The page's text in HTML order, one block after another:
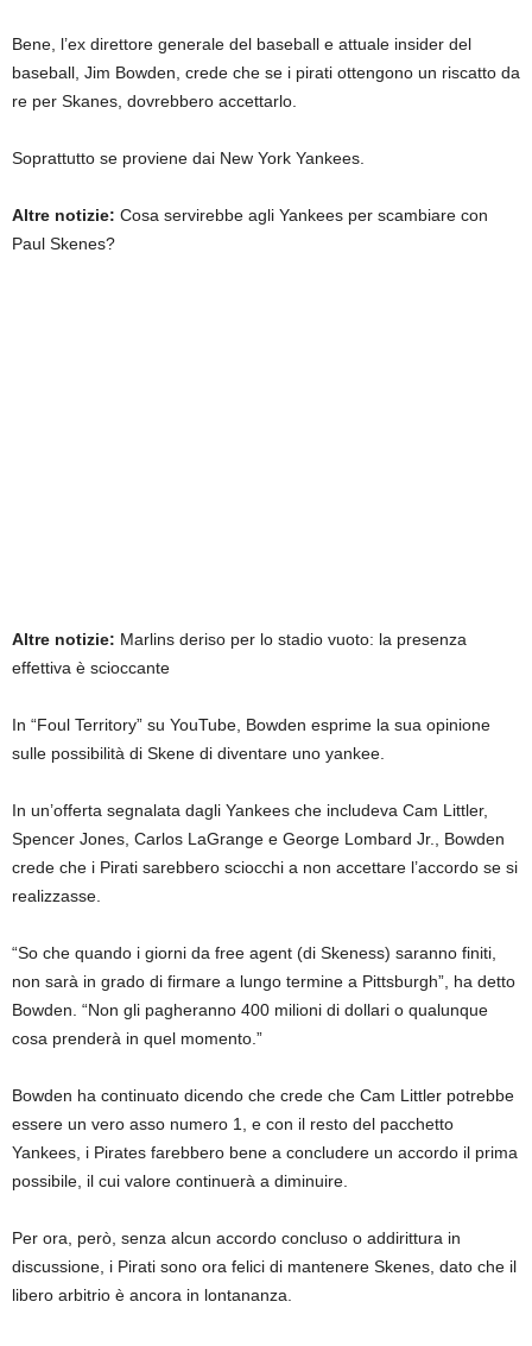
Bene, l’ex direttore generale del baseball e attuale insider del
baseball, Jim Bowden, crede che se i pirati ottengono un riscatto da
re per Skanes, dovrebbero accettarlo.
Soprattutto se proviene dai New York Yankees.
Altre notizie: Cosa servirebbe agli Yankees per scambiare con
Paul Skenes?
Altre notizie: Marlins deriso per lo stadio vuoto: la presenza
effettiva è scioccante
In “Foul Territory” su YouTube, Bowden esprime la sua opinione
sulle possibilità di Skene di diventare uno yankee.
In un’offerta segnalata dagli Yankees che includeva Cam Littler,
Spencer Jones, Carlos LaGrange e George Lombard Jr., Bowden
crede che i Pirati sarebbero sciocchi a non accettare l’accordo se si
realizzasse.
“So che quando i giorni da free agent (di Skeness) saranno finiti,
non sarà in grado di firmare a lungo termine a Pittsburgh”, ha detto
Bowden. “Non gli pagheranno 400 milioni di dollari o qualunque
cosa prenderà in quel momento.”
Bowden ha continuato dicendo che crede che Cam Littler potrebbe
essere un vero asso numero 1, e con il resto del pacchetto
Yankees, i Pirates farebbero bene a concludere un accordo il prima
possibile, il cui valore continuerà a diminuire.
Per ora, però, senza alcun accordo concluso o addirittura in
discussione, i Pirati sono ora felici di mantenere Skenes, dato che il
libero arbitrio è ancora in lontananza.